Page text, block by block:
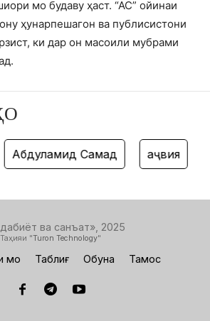
мо будаву ҳаст. “АС” ойинаи
ҳунарпешагон ва публисистони
ки дар он масоили мубрами
Абдулҳамид Самад ҳаҷвия
ва санъат», 2025
Таҳияи "Turon Technology"
мо Таблиғ Обуна Тамос